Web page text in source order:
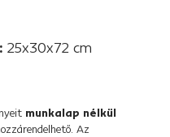
25x30x72 cm
munkalap nélkül
Az